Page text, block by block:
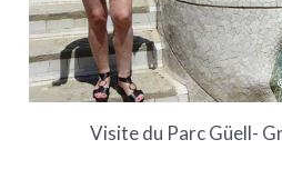
Visite du Parc Güell-